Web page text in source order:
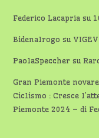
Federico Lacapria su
Bidenalrogo su
PaolaSpeccher su
Gran Piemonte
Ciclismo : Cresce
Piemonte 2024 – di